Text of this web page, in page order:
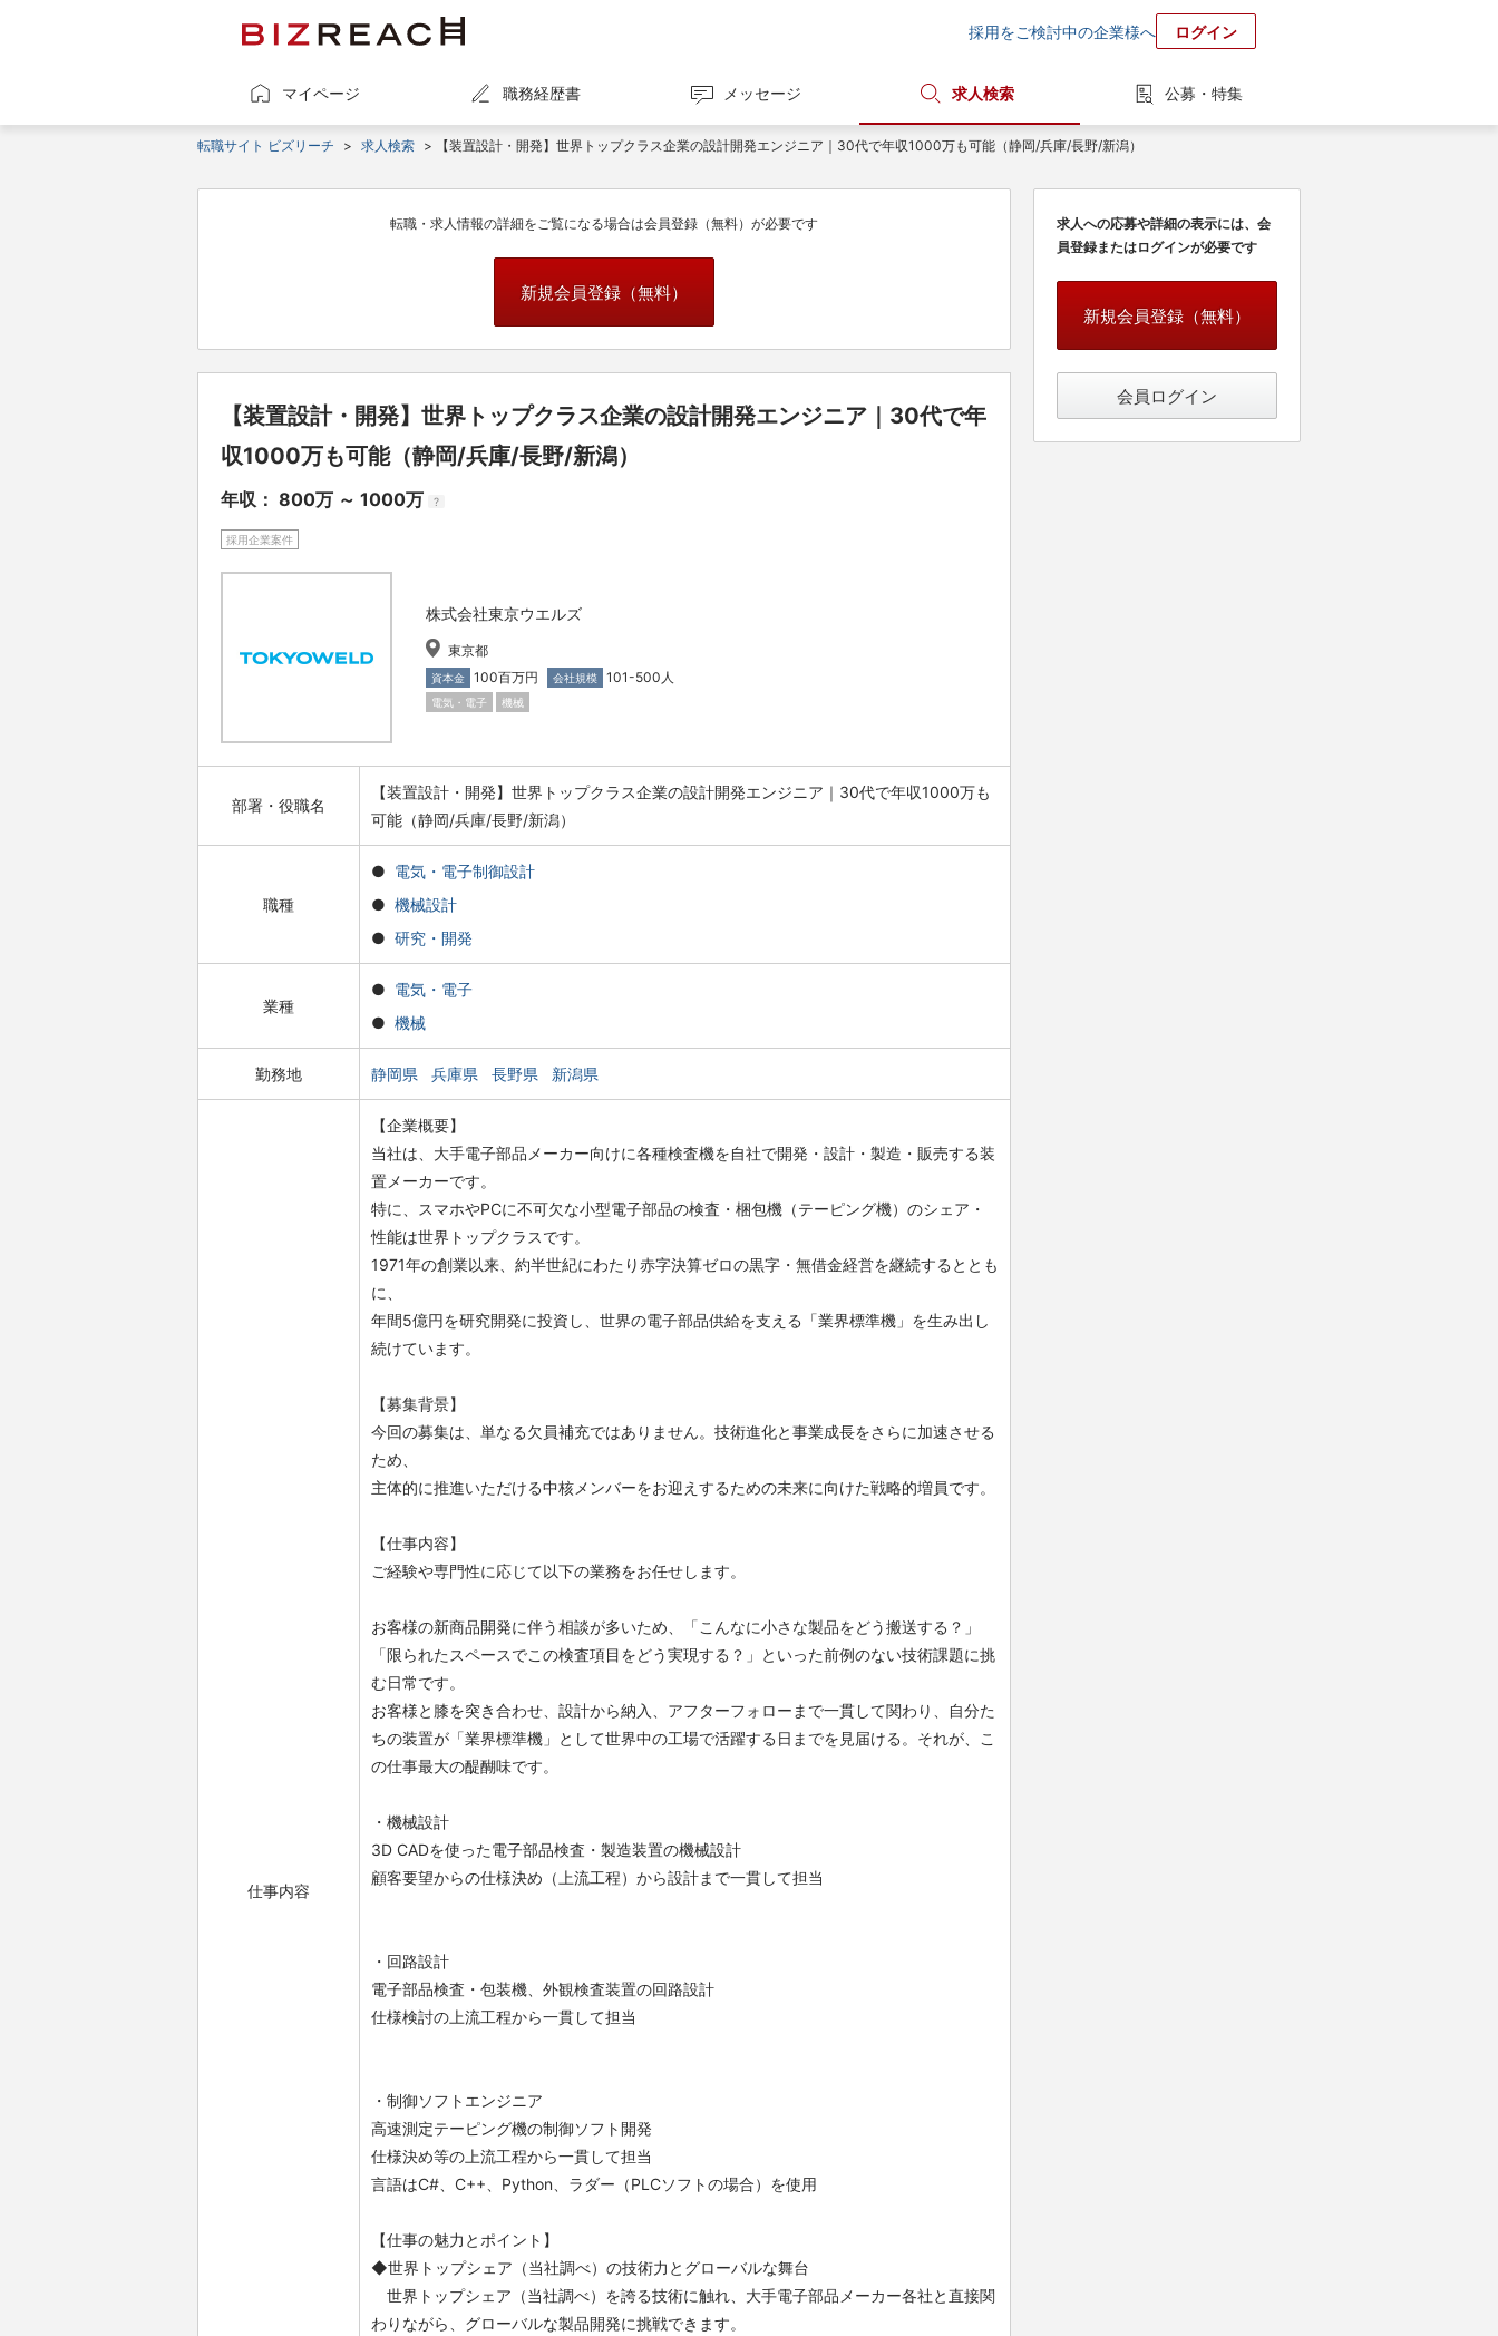
採用をご検討中の企業様へ ログイン
マイページ 職務経歴書 メッセージ 求人検索 公募・特集
転職サイト ビズリーチ > 求人検索 > 【装置設計・開発】世界トップクラス企業の設計開発エンジニア｜30代で年収1000万も可能（静岡/兵庫/長野/新潟）
転職・求人情報の詳細をご覧になる場合は会員登録（無料）が必要です
新規会員登録（無料）
【装置設計・開発】世界トップクラス企業の設計開発エンジニア｜30代で年
収1000万も可能（静岡/兵庫/長野/新潟）
年収： 800万 ～ 1000万 ?
採用企業案件
株式会社東京ウエルズ
東京都
資本金 100百万円 会社規模 101-500人
電気・電子 機械
部署・役職名
【装置設計・開発】世界トップクラス企業の設計開発エンジニア｜30代で年収1000万も
可能（静岡/兵庫/長野/新潟）
職種
電気・電子制御設計
機械設計
研究・開発
業種
電気・電子
機械
勤務地 静岡県 兵庫県 長野県 新潟県
仕事内容
【企業概要】
当社は、大手電子部品メーカー向けに各種検査機を自社で開発・設計・製造・販売する装
置メーカーです。
特に、スマホやPCに不可欠な小型電子部品の検査・梱包機（テーピング機）のシェア・
性能は世界トップクラスです。
1971年の創業以来、約半世紀にわたり赤字決算ゼロの黒字・無借金経営を継続するととも
に、
年間5億円を研究開発に投資し、世界の電子部品供給を支える「業界標準機」を生み出し
続けています。
【募集背景】
今回の募集は、単なる欠員補充ではありません。技術進化と事業成長をさらに加速させる
ため、
主体的に推進いただける中核メンバーをお迎えするための未来に向けた戦略的増員です。
【仕事内容】
ご経験や専門性に応じて以下の業務をお任せします。
お客様の新商品開発に伴う相談が多いため、「こんなに小さな製品をどう搬送する？」
「限られたスペースでこの検査項目をどう実現する？」といった前例のない技術課題に挑
む日常です。
お客様と膝を突き合わせ、設計から納入、アフターフォローまで一貫して関わり、自分た
ちの装置が「業界標準機」として世界中の工場で活躍する日までを見届ける。それが、こ
の仕事最大の醍醐味です。
・機械設計
3D CADを使った電子部品検査・製造装置の機械設計
顧客要望からの仕様決め（上流工程）から設計まで一貫して担当
・回路設計
電子部品検査・包装機、外観検査装置の回路設計
仕様検討の上流工程から一貫して担当
・制御ソフトエンジニア
高速測定テーピング機の制御ソフト開発
仕様決め等の上流工程から一貫して担当
言語はC#、C++、Python、ラダー（PLCソフトの場合）を使用
【仕事の魅力とポイント】
◆世界トップシェア（当社調べ）の技術力とグローバルな舞台
世界トップシェア（当社調べ）を誇る技術に触れ、大手電子部品メーカー各社と直接関
わりながら、グローバルな製品開発に挑戦できます。
求人への応募や詳細の表示には、会
員登録またはログインが必要です
新規会員登録（無料）
会員ログイン